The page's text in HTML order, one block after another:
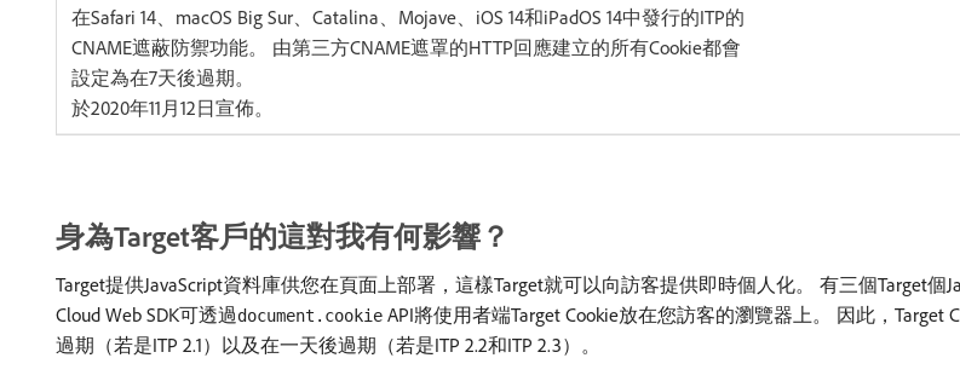
在Safari 14、macOS Big Sur、Catalina、Mojave、iOS 14和iPadOS 14中發行的ITP的
CNAME遮蔽防禦功能。 由第三方CNAME遮罩的HTTP回應建立的所有Cookie都會
設定為在7天後過期。
於2020年11月12日宣佈。
身為Target客戶的這對我有何影響？
Target提供JavaScript資料庫供您在頁面上部署，這樣Target就可以向訪客提供即時個人化。 有三個Target個
Cloud Web SDK可透過document.cookie API將使用者端Target Cookie放在您訪客的瀏覽器上。 因此，Target
過期（若是ITP 2.1）以及在一天後過期（若是ITP 2.2和ITP 2.3）。